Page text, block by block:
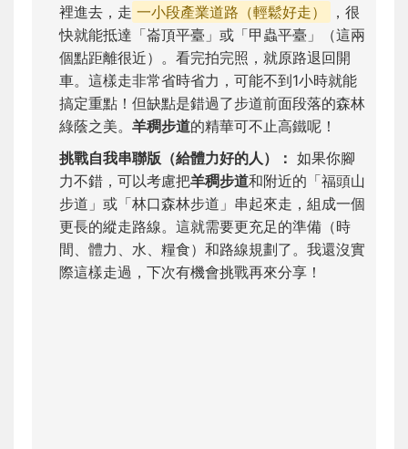
裡進去，走 一小段產業道路（輕鬆好走）
，很
快就能抵達「崙頂平臺」或「甲蟲平臺」（這兩
個點距離很近）。看完拍完照，就原路退回開
車。這樣走非常省時省力，可能不到1小時就能
搞定重點！但缺點是錯過了步道前面段落的森林
綠蔭之美。 羊稠步道的精華可不止高鐵呢！
挑戰自我串聯版（給體力好的人）： 如果你腳
力不錯，可以考慮把羊稠步道和附近的「福頭山
步道」或「林口森林步道」串起來走，組成一個
更長的縱走路線。這就需要更充足的準備（時
間、體力、水、糧食）和路線規劃了。我還沒實
際這樣走過，下次有機會挑戰再來分享！